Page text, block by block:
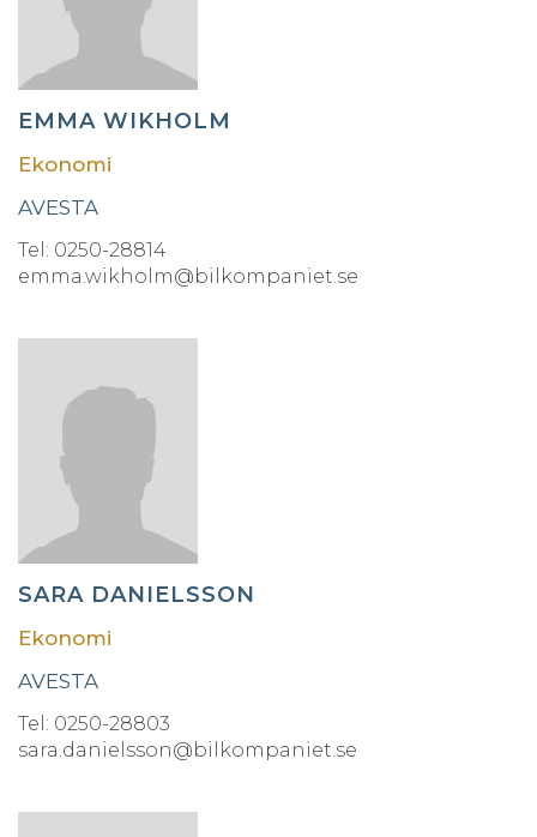
EMMA WIKHOLM
Ekonomi
AVESTA
Tel: 0250-28814
emma.wikholm@bilkompaniet.se
SARA DANIELSSON
Ekonomi
AVESTA
Tel: 0250-28803
sara.danielsson@bilkompaniet.se